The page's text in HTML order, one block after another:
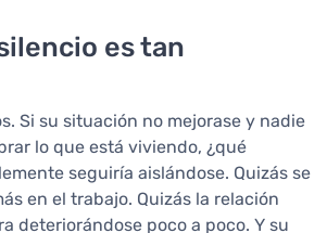
es tan
Si su situación no mejorase y nadie
lo que está viviendo, ¿qué
seguiría aislándose. Quizás se
en el trabajo. Quizás la relación
deteriorándose poco a poco. Y su